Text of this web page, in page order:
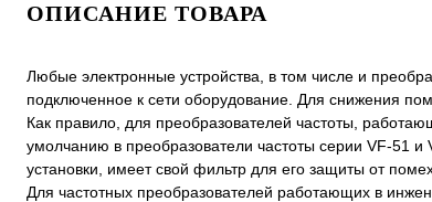
ОПИСАНИЕ ТОВАРА
Любые электронные устройства, в том числе и
подключенное к сети оборудование. Для снижения
Как правило, для преобразователей частоты,
умолчанию в преобразователи частоты серии VF-
установки, имеет свой фильтр для его защиты от
Для частотных преобразователей работающих в